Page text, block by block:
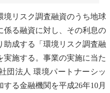
境リスク調査融資のうち地球
係る融資に対し、その利息の
成する「 環境リスク調査融
施する。事業の実施に当た
団法人 環境パートナーシッ
る金融機関を平成26年10月